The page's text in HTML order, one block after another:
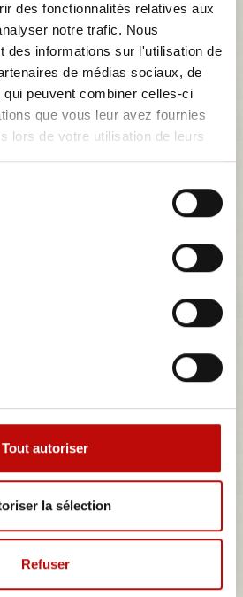
des fonctionnalités relatives aux
notre trafic. Nous
des informations sur l'utilisation de
de médias sociaux, de
peuvent combiner celles-ci
que vous leur avez fournies
lors de votre utilisation de leurs
Tout autoriser
la sélection
Refuser
avant D 404 berline
POUR PEUGEOT 404 BERLINE
Google+